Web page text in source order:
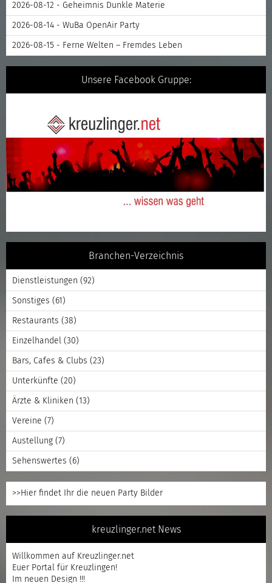
2026-08-12 - Geheimnis Dunkle Materie
2026-08-14 - WuBa OpenAir Party
2026-08-15 - Ferne Welten – Fremdes Leben
Unsere Facebook Gruppe:
Branchen-Verzeichnis
Dienstleistungen (92)
Sonstiges (61)
Restaurants (38)
Einzelhandel (30)
Bars, Cafes & Clubs (23)
Unterkünfte (20)
Ärzte & Kliniken (13)
Vereine (7)
Austellung (7)
Sehenswertes (6)
>>Hier findet Ihr die neuen Party Bilder
kreuzlinger.net News
Willkommen auf Kreuzlinger.net
Euer Portal für Kreuzlingen!
Im neuen Design !!!